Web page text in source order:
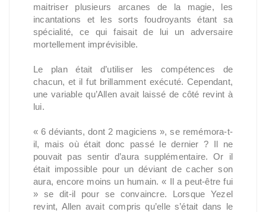
maitriser plusieurs arcanes de la magie, les
incantations et les sorts foudroyants étant sa
spécialité, ce qui faisait de lui un adversaire
mortellement imprévisible.
Le plan était d’utiliser les compétences de
chacun, et il fut brillamment exécuté. Cependant,
une variable qu’Allen avait laissé de côté revint à
lui.
« 6 déviants, dont 2 magiciens », se remémora-t-
il, mais où était donc passé le dernier ? Il ne
pouvait pas sentir d’aura supplémentaire. Or il
était impossible pour un déviant de cacher son
aura, encore moins un humain. « Il a peut-être fui
» se dit-il pour se convaincre. Lorsque Yezel
revint, Allen avait compris qu’elle s’était dans le